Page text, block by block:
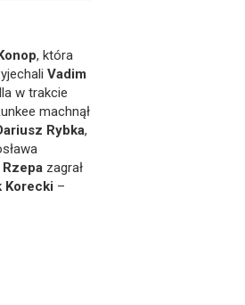
, która
Vadim
w trakcie
machnął
Rybka,
zagrał
Korecki –